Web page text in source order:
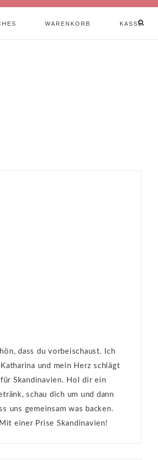
WARENKORB KASSE
dass du vorbeischaust. Ich
und mein Herz schlägt
für Skandinavien. Hol dir ein
schau dich um und dann
uns gemeinsam was backen.
Mit einer Prise Skandinavien!